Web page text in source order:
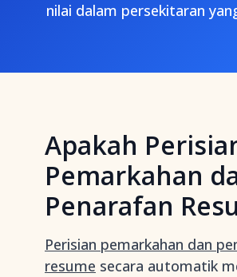
nilai dalam persekitaran
Apakah
Pemarkahan
Penarafan
Perisian pemarkahan dan
resume secara automatik